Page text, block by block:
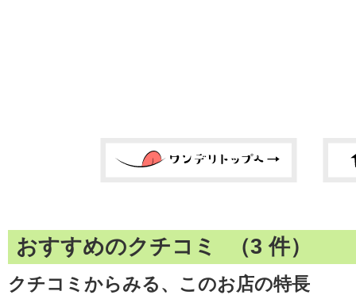
おすすめのクチコミ （3 件）
クチコミからみる、このお店の特長